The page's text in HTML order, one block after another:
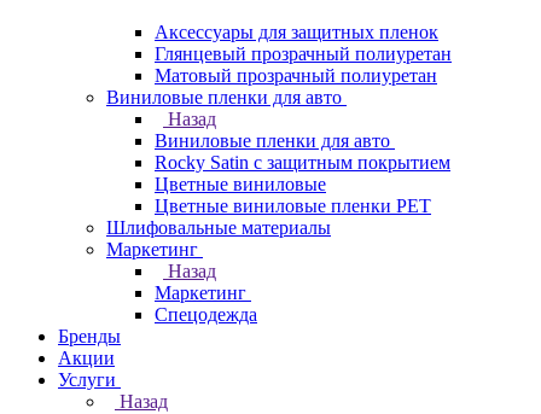
Аксессуары для защитных пленок
Глянцевый прозрачный полиуретан
Матовый прозрачный полиуретан
Виниловые пленки для авто
Назад
Виниловые пленки для авто
Rocky Satin с защитным покрытием
Цветные виниловые
Цветные виниловые пленки PET
Шлифовальные материалы
Маркетинг
Назад
Маркетинг
Спецодежда
Бренды
Акции
Услуги
Назад